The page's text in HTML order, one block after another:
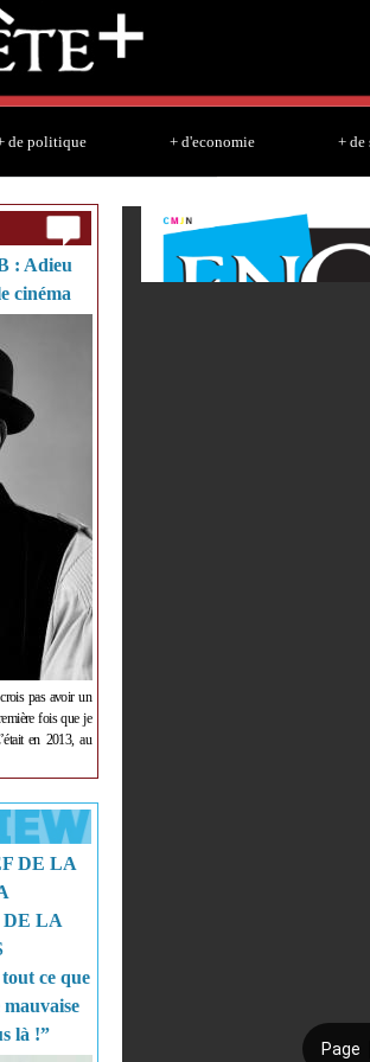
de politique + d'economie + de
: Adieu
cinéma
pas avoir un
fois que je
en 2013, au
DE LA
DE LA
ce que
là !”